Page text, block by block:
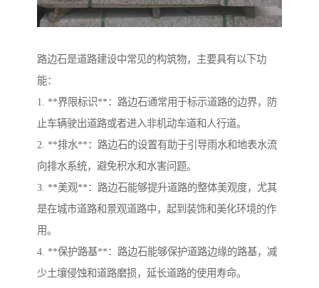
路边石是道路建设中常见的构筑物，主要具有以下功
能：
1. **界限标识**：路边石通常用于标示道路的边界，防
止车辆驶出道路或者进入非机动车道和人行道。
2. **排水**：路边石的设置有助于引导雨水和地表水流
向排水系统，避免积水和水害问题。
3. **美观**：路边石能够提升道路的整体美观度，尤其
是在城市道路和景观道路中，起到装饰和美化环境的作
用。
4. **保护路基**：路边石能够保护道路边缘的路基，减
少土壤侵蚀和道路磨损，延长道路的使用寿命。